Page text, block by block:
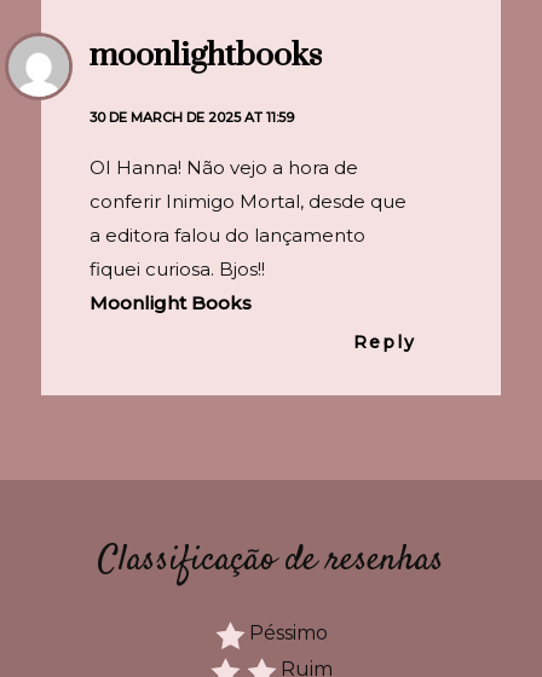
moonlightbooks
30 DE MARCH DE 2025 AT 11:59
OI Hanna! Não vejo a hora de
conferir Inimigo Mortal, desde que
a editora falou do lançamento
fiquei curiosa. Bjos!!
Moonlight Books
Reply
Classificação de resenhas
Péssimo
Ruim